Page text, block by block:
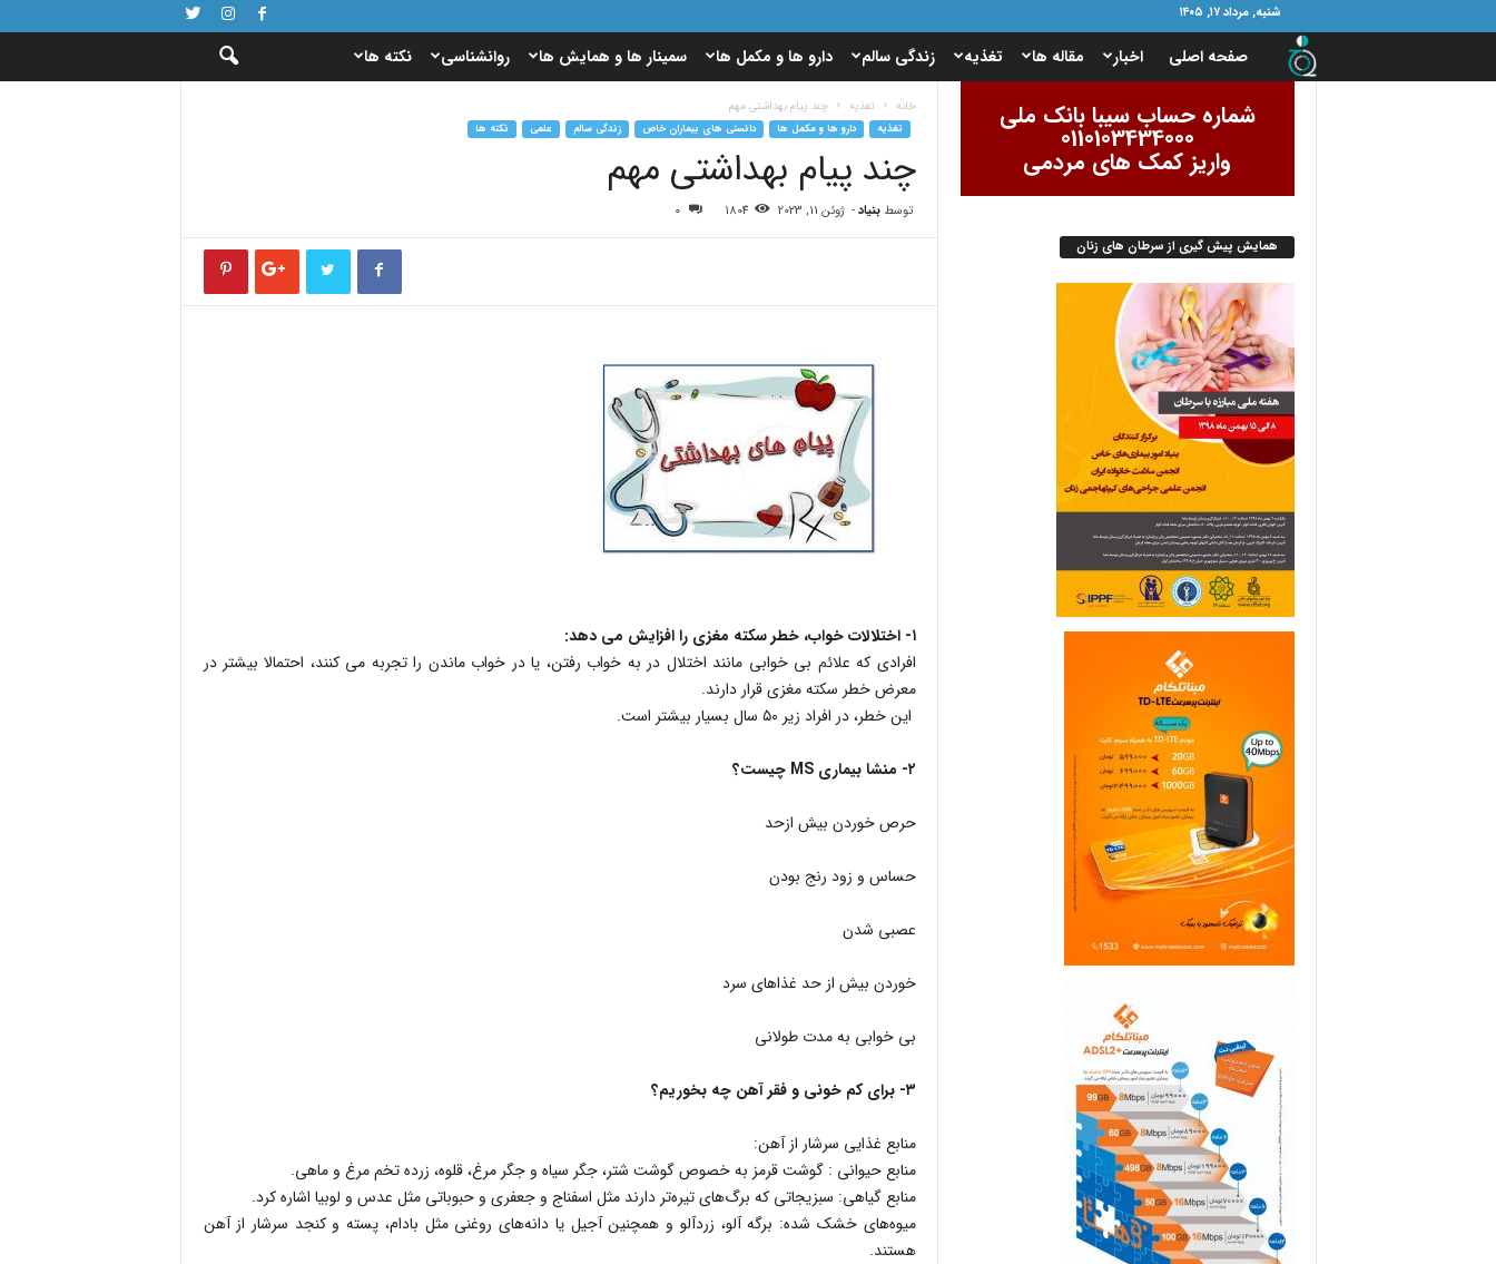
شنبه, مرداد ۱۷, ۱۴۰۵
ا
د
م
و
ر
ی
م
ی
ا
خ
ص
صفحه اصلی اخبار مقاله ها تغذیه زندگی سالم دارو ها و مکمل ها سمینار ها و همایش ها روانشناسی نکته ها
خانه تغذیه چند پیام بهداشتی مهم
تغذیه دارو ها و مکمل ها دانستی های بیماران خاص زندگی سالم علمی نکته ها
چند پیام بهداشتی مهم
توسط بنیاد- ژوئن 11, 2023 1804
0
۱- اختلالات خواب، خطر سکته مغزی را افزایش می دهد:
افرادی که علائم بی خوابی مانند اختلال در به خواب رفتن، یا در خواب ماندن را تجربه می کنند، احتمالا بیشتر در
معرض خطر سکته مغزی قرار دارند.
این خطر، در افراد زیر ۵۰ سال بسیار بیشتر است.
۲- منشا بیماری MS چیست؟
حرص خوردن بیش ازحد
حساس و زود رنج بودن
عصبی شدن
خوردن بیش از حد غذاهای سرد
بی خوابی به مدت طولانی
۳- برای کم خونی و فقر آهن چه بخوریم؟
منابع غذایی سرشار از آهن:
منابع حیوانی : گوشت قرمز به خصوص گوشت شتر، جگر سیاه و جگر مرغ، قلوه، زرده تخم مرغ و ماهی.
منابع گیاهی: سبزیجاتی که برگ‌های تیره‌تر دارند مثل اسفناج و جعفری و حبوباتی مثل عدس و لوبیا اشاره کرد.
میوه‌های خشک شده: برگه آلو، زردآلو و همچنین آجیل یا دانه‌های روغنی مثل بادام، پسته و کنجد سرشار از آهن
هستند.
شماره حساب سیبا بانک ملی
0110103434000
واریز کمک های مردمی
همایش پیش گیری از سرطان های زنان